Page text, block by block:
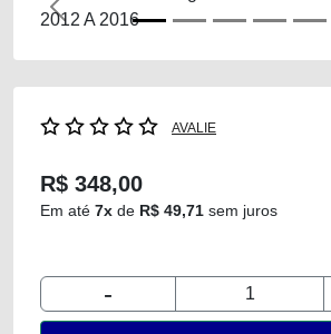
Previous
AVALIE
R$ 348,00
Em até 7x de R$ 49,71 sem juros
-